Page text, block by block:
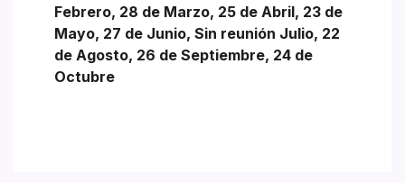
Febrero, 28 de Marzo, 25 de Abril, 23 de
Mayo, 27 de Junio, Sin reunión Julio, 22
de Agosto, 26 de Septiembre, 24 de
Octubre